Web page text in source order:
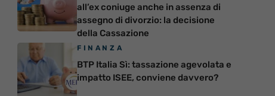
all’ex coniuge anche in assenza di
assegno di divorzio: la decisione
della Cassazione
FINANZA
BTP Italia Sì: tassazione agevolata e
impatto ISEE, conviene davvero?